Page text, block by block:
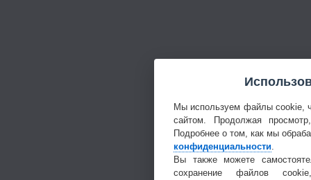
Мы используем файлы cookie,
сайтом. Продолжая
Подробнее о том, как мы
конфиденциальности.
Вы также можете
сохранение файлов